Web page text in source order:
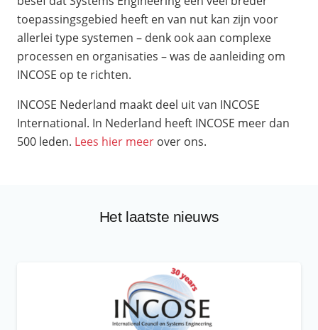
toepassingsgebied heeft en van nut kan zijn voor
allerlei type systemen – denk ook aan complexe
processen en organisaties – was de aanleiding om
INCOSE op te richten.
INCOSE Nederland maakt deel uit van INCOSE
International. In Nederland heeft INCOSE meer dan
500 leden. Lees hier meer over ons.
Het laatste nieuws